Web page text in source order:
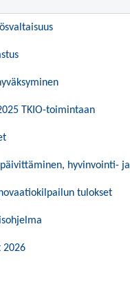
TKIO-toimintaan
hyvinvointi-
tulokset
2026